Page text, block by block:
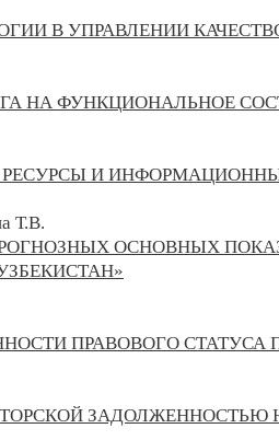
В УПРАВЛЕНИИ
НА ФУНКЦИОНАЛЬНОЕ
РЕСУРСЫ И
Т.В.
ОСНОВНЫХ
ПРАВОВОГО СТАТУСА
ЗАДОЛЖЕННОСТЬЮ